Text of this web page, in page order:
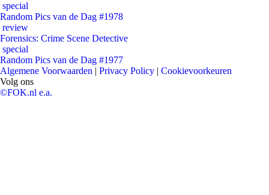
special
Random Pics van de Dag #1978
review
Forensics: Crime Scene Detective
special
Random Pics van de Dag #1977
Algemene Voorwaarden | Privacy Policy | Cookievoorkeuren
Volg ons
©FOK.nl e.a.